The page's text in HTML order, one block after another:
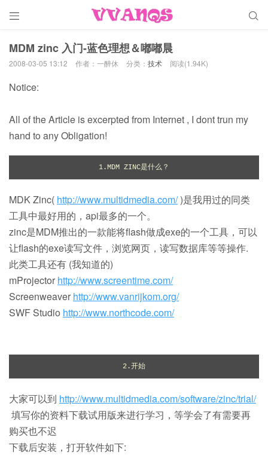
 
MDM zinc 入门-蓝色理想＆嘟嘟晨
2008-03-05 13:12 作者：一醉休 分类： 技术 阅读(1.94K)
Notice:
All of the Article is excerpted from Internet , I dont trun my
hand to any Obligation!
1.MDM ZINC是什么？
MDK Zinc( http://www.multidmedia.com/)是我用过的同类
工具中最好用的，api最多的一个。
zinc是MDM推出的一款能将flash做成exe的一个工具，可以
让flash的exe读写文件，浏览网页，读写数据库等等操作.
此类工具还有 (我知道的)
mProjector http://www.screentime.com/
Screenweaver http://www.vanrijkom.org/
SWF Studio http://www.northcode.com/
2.开始
大家可以到 http://www.multidmedia.com/software/zinc/trial/
填写你的资料下载试用版来进行学习，等学会了有需要再
购买也不迟
下载后安装，打开软件如下: